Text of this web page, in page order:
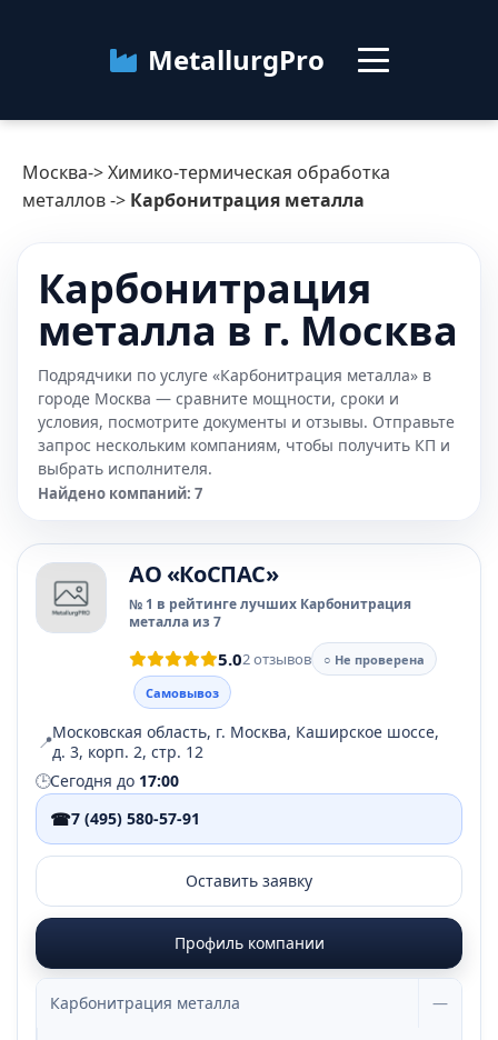
MetallurgPro
Москва
Категории
О сервисе Контакты
Москва->Химико-термическая обработка
металлов-> Карбонитрация металла
Карбонитрация
металла в г. Москва
Подрядчики по услуге «Карбонитрация металла» в
городе Москва — сравните мощности, сроки и
условия, посмотрите документы и отзывы. Отправьте
запрос нескольким компаниям, чтобы получить КП и
выбрать исполнителя.
Найдено компаний: 7
АО «КоСПАС»
№ 1 в рейтинге лучших Карбонитрация
металла из 7
5.02 отзывов
○ Не проверена
Самовывоз
📍Московская область, г. Москва, Каширское шоссе,
д. 3, корп. 2, стр. 12
🕒Сегодня до 17:00
☎7 (495) 580-57-91
Оставить заявку
Профиль компании
Карбонитрация металла —